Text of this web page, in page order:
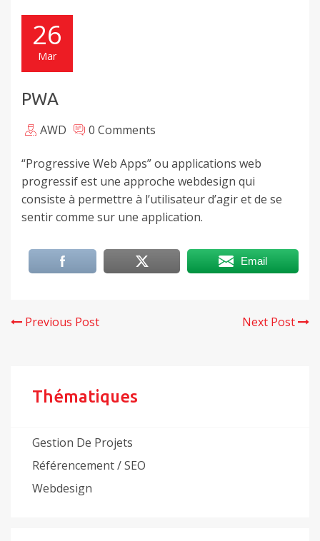
26
Mar
PWA
AWD 0 Comments
“Progressive Web Apps” ou applications web
progressif est une approche webdesign qui
consiste à permettre à l’utilisateur d’agir et de se
sentir comme sur une application.
Email
Previous Post Next Post
Thématiques
Gestion De Projets
Référencement / SEO
Webdesign